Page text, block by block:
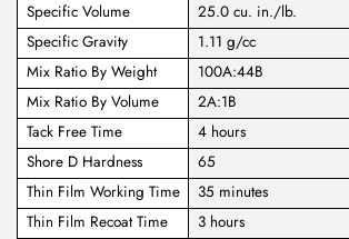
Specific Volume
25.0 cu. in./lb.
Specific Gravity
1.11 g/cc
Mix Ratio By Weight
100A:44B
Mix Ratio By Volume
2A:1B
Tack Free Time
4 hours
Shore D Hardness
65
Thin Film Working Time
35 minutes
Thin Film Recoat Time
3 hours